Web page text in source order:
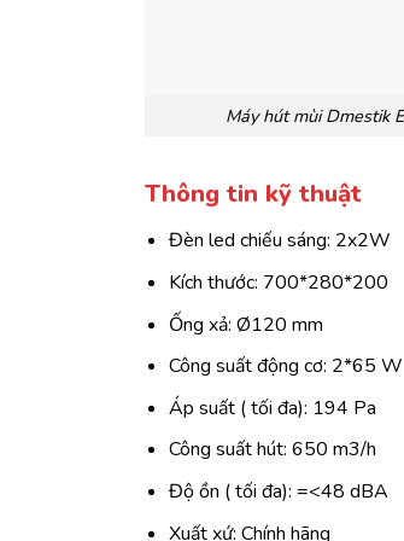
Máy hút mùi Dmestik
Thông tin kỹ thuật
Đèn led chiếu sáng: 2x2W
Kích thước: 700*280*200
Ống xả: Ø120 mm
Công suất động cơ: 2*65 W
Áp suất ( tối đa): 194 Pa
Công suất hút: 650 m3/h
Độ ồn ( tối đa): =<48 dBA
Xuất xứ: Chính hãng